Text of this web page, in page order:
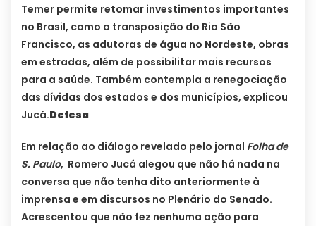
Temer permite retomar investimentos importantes
no Brasil, como a transposição do Rio São
Francisco, as adutoras de água no Nordeste, obras
em estradas, além de possibilitar mais recursos
para a saúde. Também contempla a renegociação
das dívidas dos estados e dos municípios, explicou
Jucá.Defesa
Em relação ao diálogo revelado pelo jornal Folha de
S. Paulo, Romero Jucá alegou que não há nada na
conversa que não tenha dito anteriormente à
imprensa e em discursos no Plenário do Senado.
Acrescentou que não fez nenhuma ação para